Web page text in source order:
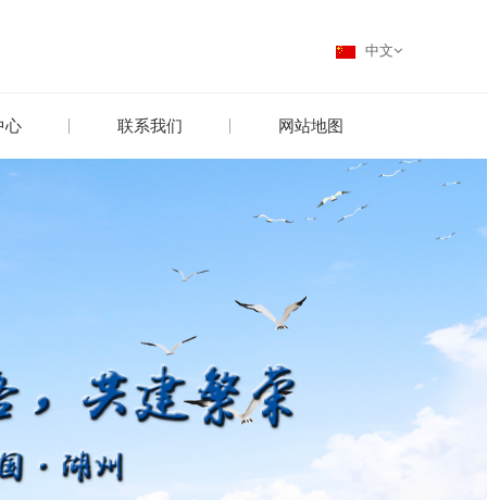
中文
心 联系我们 网站地图